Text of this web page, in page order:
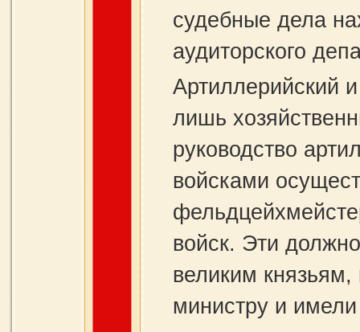
судебные дела
аудиторского
Артиллерийский
лишь
руководство
войсками
войск. Эти
великим
министру и